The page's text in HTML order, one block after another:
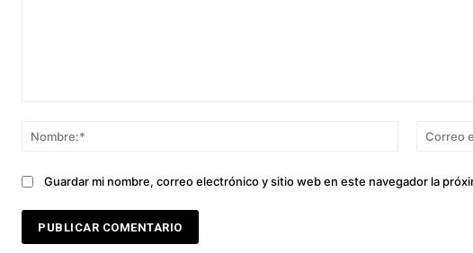
Nombre:*
Guardar mi nombre, correo electrónico y sitio web en este navegador la